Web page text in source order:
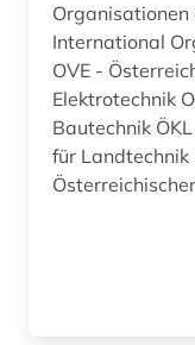
august
Organisationen
International
OVE -
Elektrotechnik
Bautechnik
für